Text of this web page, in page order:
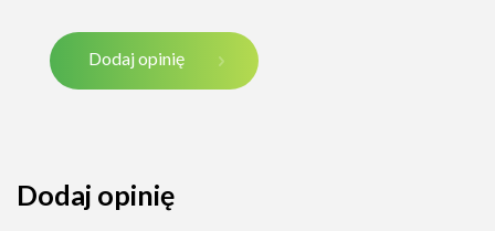
Dodaj opinię
Dodaj opinię